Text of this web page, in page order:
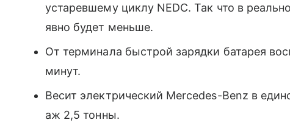
устаревшему циклу NEDC. Так что в
явно будет меньше.
От терминала быстрой зарядки батарея
минут.
Весит электрический Mercedes-Benz в
аж 2,5 тонны.